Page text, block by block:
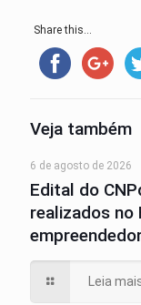
Share this...
Veja também
6 de agosto de 2026
Edital do
realizados no
Leia